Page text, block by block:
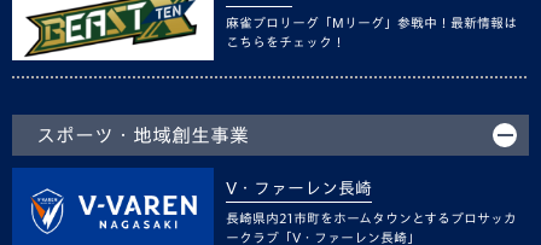
麻雀プロリーグ「Mリーグ」参戦中！最新情報は
こちらをチェック！
スポーツ・地域創生事業
V・ファーレン長崎
長崎県内21市町をホームタウンとするプロサッカ
ークラブ「V・ファーレン長崎」